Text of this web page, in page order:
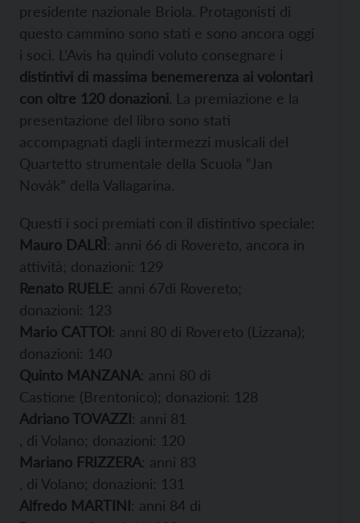
presidente nazionale Briola. Protagonisti di
questo cammino sono stati e sono ancora oggi
i soci. L’Avis ha quindi voluto consegnare i
distintivi di massima benemerenza ai volontari
con oltre 120 donazioni. La premiazione e la
presentazione del libro sono stati
accompagnati dagli intermezzi musicali del
Quartetto strumentale della Scuola “Jan
Novàk” della Vallagarina.
Questi i soci premiati con il distintivo speciale:
Mauro DALRÌ : anni 66 ​di Rovereto, ancora in
attività; donazioni: 129
Renato RUELE: anni 67di Rovereto; ​
donazioni: 123​
Mario CATTOI: anni 80 di Rovereto (Lizzana);
donazioni: 140
Quinto MANZANA: anni 80 di
Castione (Brentonico); donazioni: 128
Adriano TOVAZZI: ​anni 81​​
, di Volano; donazioni: 120
Mariano FRIZZERA: anni 83​
, di Volano; donazioni: 131
Alfredo MARTINI: ​anni 84 di